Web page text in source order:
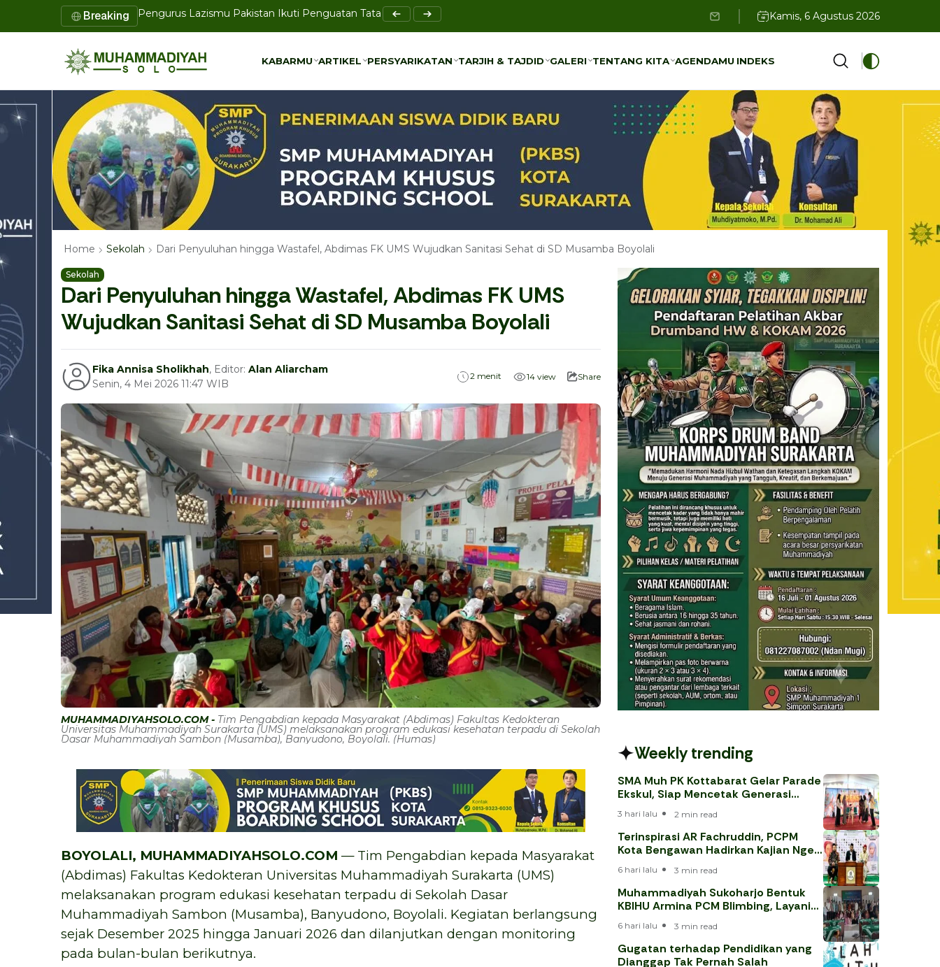
Breaking
Disertasi Doktor UMS Tawarkan Model Bi-Rahmah sebagai Solusi Pencegahan Bullying
Kamis, 6 Agustus 2026
KABARMU ARTIKEL PERSYARIKATAN TARJIH & TAJDID GALERI TENTANG KITA AGENDAMU INDEKS
Home Sekolah Dari Penyuluhan hingga Wastafel, Abdimas FK UMS Wujudkan Sanitasi Sehat di SD Musamba Boyolali
Sekolah
Dari Penyuluhan hingga Wastafel, Abdimas FK UMS
Wujudkan Sanitasi Sehat di SD Musamba Boyolali
Fika Annisa Sholikhah, Editor: Alan Aliarcham
Senin, 4 Mei 2026 11:47 WIB
2 menit 14 view Share
MUHAMMADIYAHSOLO.COM - Tim Pengabdian kepada Masyarakat (Abdimas) Fakultas Kedokteran
Universitas Muhammadiyah Surakarta (UMS) melaksanakan program edukasi kesehatan terpadu di Sekolah
Dasar Muhammadiyah Sambon (Musamba), Banyudono, Boyolali. (Humas)
BOYOLALI, MUHAMMADIYAHSOLO.COM — Tim Pengabdian kepada Masyarakat
(Abdimas) Fakultas Kedokteran Universitas Muhammadiyah Surakarta (UMS)
melaksanakan program edukasi kesehatan terpadu di Sekolah Dasar
Muhammadiyah Sambon (Musamba), Banyudono, Boyolali. Kegiatan berlangsung
sejak Desember 2025 hingga Januari 2026 dan dilanjutkan dengan monitoring
pada bulan-bulan berikutnya.
Weekly trending
SMA Muh PK Kottabarat Gelar Parade
Ekskul, Siap Mencetak Generasi
3 hari lalu 2 min read
Terinspirasi AR Fachruddin, PCPM
Kota Bengawan Hadirkan Kajian Nge-
6 hari lalu 3 min read
Muhammadiyah Sukoharjo Bentuk
KBIHU Armina PCM Blimbing, Layani
6 hari lalu 3 min read
Gugatan terhadap Pendidikan yang
Dianggap Tak Pernah Salah